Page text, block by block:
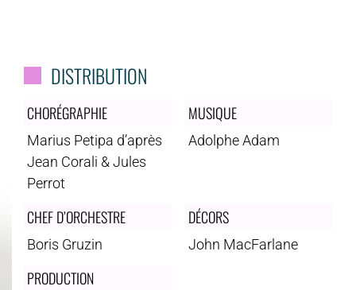
DISTRIBUTION
CHORÉGRAPHIE
Marius Petipa d’après
Jean Corali & Jules
Perrot
MUSIQUE
Adolphe Adam
CHEF D’ORCHESTRE
Boris Gruzin
DÉCORS
John MacFarlane
PRODUCTION